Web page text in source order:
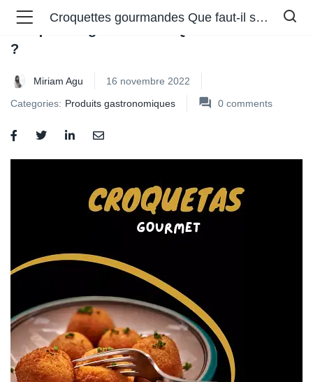
Croquettes gourmandes Que faut-il savoir ?
Croquettes gourmandes Que faut-il savoir
?
Miriam Agu
16 novembre 2022
Categories: Produits gastronomiques 0 comments